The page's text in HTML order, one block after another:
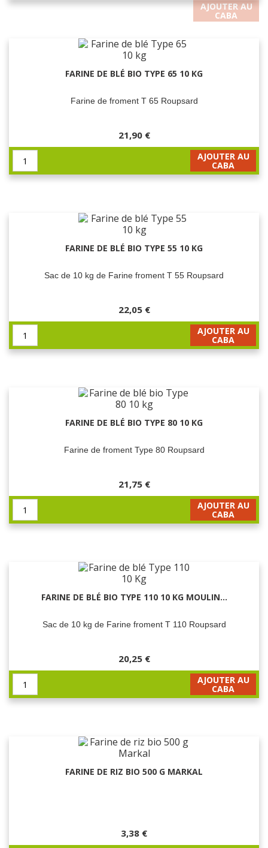
AJOUTER AU
CABA
FARINE DE BLÉ BIO TYPE 65 10 KG
Farine de froment T 65 Roupsard
21,90 €
AJOUTER AU
CABA
FARINE DE BLÉ BIO TYPE 55 10 KG
Sac de 10 kg de Farine froment T 55 Roupsard
22,05 €
AJOUTER AU
CABA
FARINE DE BLÉ BIO TYPE 80 10 KG
Farine de froment Type 80 Roupsard
21,75 €
AJOUTER AU
CABA
FARINE DE BLÉ BIO TYPE 110 10 KG MOULIN...
Sac de 10 kg de Farine froment T 110 Roupsard
20,25 €
AJOUTER AU
CABA
FARINE DE RIZ BIO 500 G MARKAL
3,38 €